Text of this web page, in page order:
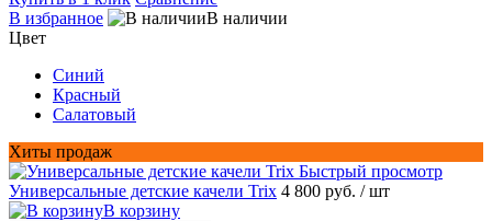
В избранное
В наличии
Цвет
Синий
Красный
Салатовый
Хиты продаж
Быстрый просмотр
Универсальные детские качели Trix 4 800 руб. / шт
В корзину